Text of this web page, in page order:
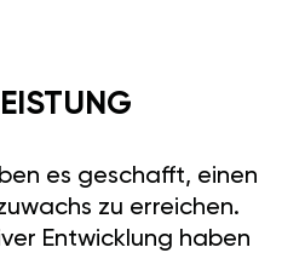
es geschafft, einen
zu erreichen.
Entwicklung haben